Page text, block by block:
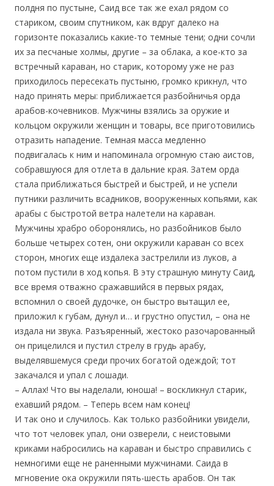
полдня по пустыне, Саид все так же ехал рядом со
стариком, своим спутником, как вдруг далеко на
горизонте показались какие-то темные тени; одни сочли
их за песчаные холмы, другие – за облака, а кое-кто за
встречный караван, но старик, которому уже не раз
приходилось пересекать пустыню, громко крикнул, что
надо принять меры: приближается разбойничья орда
арабов-кочевников. Мужчины взялись за оружие и
кольцом окружили женщин и товары, все приготовились
отразить нападение. Темная масса медленно
подвигалась к ним и напоминала огромную стаю аистов,
собравшуюся для отлета в дальние края. Затем орда
стала приближаться быстрей и быстрей, и не успели
путники различить всадников, вооруженных копьями, как
арабы с быстротой ветра налетели на караван.
Мужчины храбро оборонялись, но разбойников было
больше четырех сотен, они окружили караван со всех
сторон, многих еще издалека застрелили из луков, а
потом пустили в ход копья. В эту страшную минуту Саид,
все время отважно сражавшийся в первых рядах,
вспомнил о своей дудочке, он быстро вытащил ее,
приложил к губам, дунул и… и грустно опустил, – она не
издала ни звука. Разъяренный, жестоко разочарованный
он прицелился и пустил стрелу в грудь арабу,
выделявшемуся среди прочих богатой одеждой; тот
закачался и упал с лошади.
– Аллах! Что вы наделали, юноша! – воскликнул старик,
ехавший рядом. – Теперь всем нам конец!
И так оно и случилось. Как только разбойники увидели,
что тот человек упал, они озверели, с неистовыми
криками набросились на караван и быстро справились с
немногими еще не раненными мужчинами. Саида в
мгновение ока окружили пять-шесть арабов. Он так